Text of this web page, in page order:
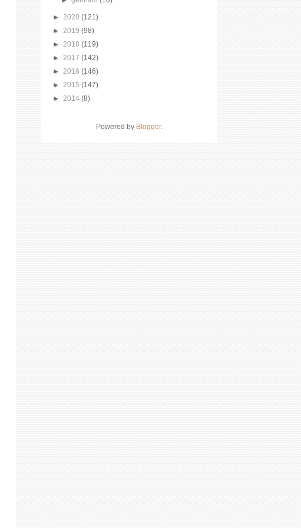
► 2020 (121)
► 2019 (98)
► 2018 (119)
► 2017 (142)
► 2016 (146)
► 2015 (147)
► 2014 (8)
Powered by Blogger.